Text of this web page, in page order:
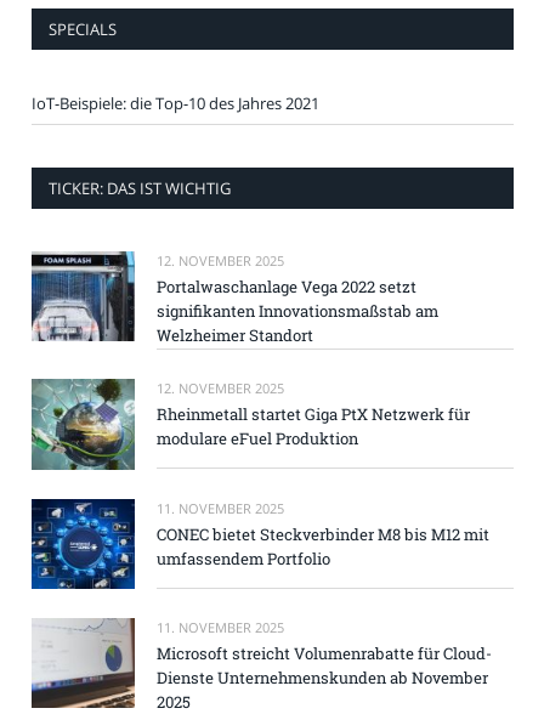
SPECIALS
IoT-Beispiele: die Top-10 des Jahres 2021
TICKER: DAS IST WICHTIG
12. NOVEMBER 2025
Portalwaschanlage Vega 2022 setzt
signifikanten Innovationsmaßstab am
Welzheimer Standort
12. NOVEMBER 2025
Rheinmetall startet Giga PtX Netzwerk für
modulare eFuel Produktion
11. NOVEMBER 2025
CONEC bietet Steckverbinder M8 bis M12 mit
umfassendem Portfolio
11. NOVEMBER 2025
Microsoft streicht Volumenrabatte für Cloud-
Dienste Unternehmenskunden ab November
2025